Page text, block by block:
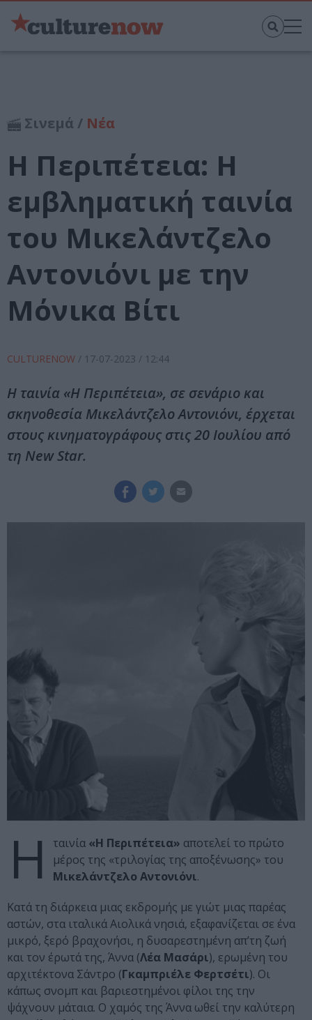
Σινεμά / Νέα
Η Περιπέτεια: Η
εμβληματική ταινία
του Μικελάντζελο
Αντονιόνι με την
Μόνικα Βίτι
CULTURENOW / 17-07-2023 / 12:44
Η ταινία «Η Περιπέτεια», σε σενάριο και
σκηνοθεσία Μικελάντζελο Αντονιόνι, έρχεται
στους κινηματογράφους στις 20 Ιουλίου από
τη New Star.
Η ταινία «Η Περιπέτεια» αποτελεί το πρώτο
μέρος της «τριλογίας της αποξένωσης» του
Μικελάντζελο Αντονιόνι.
Κατά τη διάρκεια μιας εκδρομής με γιώτ μιας παρέας
αστών, στα ιταλικά Αιολικά νησιά, εξαφανίζεται σε ένα
μικρό, ξερό βραχονήσι, η δυσαρεστημένη απ’τη ζωή
και τον έρωτά της, Άννα (Λέα Μασάρι), ερωμένη του
αρχιτέκτονα Σάντρο (Γκαμπριέλε Φερτσέτι). Οι
κάπως σνομπ και βαριεστημένοι φίλοι της την
ψάχνουν μάταια. Ο χαμός της Άννα ωθεί την καλύτερη